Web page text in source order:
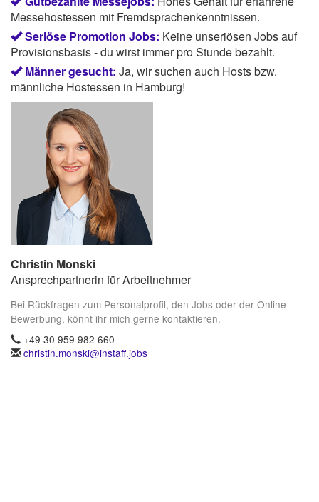
Messehostessen mit Fremdsprachenkenntnissen.
Seriöse Promotion Jobs: Keine unseriösen Jobs auf
Provisionsbasis - du wirst immer pro Stunde bezahlt.
Männer gesucht: Ja, wir suchen auch Hosts bzw.
männliche Hostessen in Hamburg!
Christin Monski
Ansprechpartnerin für Arbeitnehmer
Bei Rückfragen zum Personalprofil, den Jobs oder der Online
Bewerbung, könnt ihr mich gerne kontaktieren.
+49 30 959 982 660
christin.monski@instaff.jobs